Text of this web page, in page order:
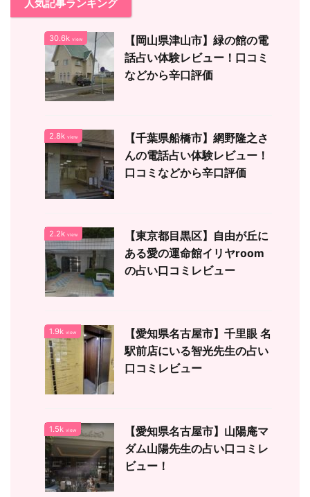
人気記事ランキング
30.6k view
【岡山県津山市】緑の館の電
話占い体験レビュー！口コミ
などから辛口評価
2.8k view
【千葉県船橋市】網野隆之さ
んの電話占い体験レビュー！
口コミなどから辛口評価
2.2k view
【東京都目黒区】自由が丘に
ある愛の運命館イリヤroom
の占い口コミレビュー
1.9k view
【愛知県名古屋市】千里眼 名
駅前店にいる智光先生の占い
口コミレビュー
1.5k view
【愛知県名古屋市】山陽庵マ
ダム山陽先生の占い口コミレ
ビュー！